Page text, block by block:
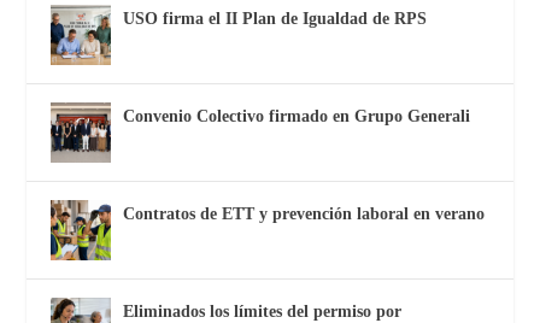
USO firma el II Plan de Igualdad de RPS
Convenio Colectivo firmado en Grupo Generali
Contratos de ETT y prevención laboral en verano
Eliminados los límites del permiso por